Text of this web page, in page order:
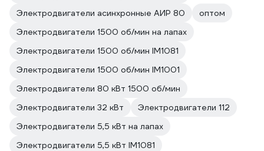
Электродвигатели асинхронные АИР 80
оптом
Электродвигатели 1500 об/мин на лапах
Электродвигатели 1500 об/мин IM1081
Электродвигатели 1500 об/мин IM1001
Электродвигатели 80 кВт 1500 об/мин
Электродвигатели 32 кВт
Электродвигатели 112
Электродвигатели 5,5 кВт на лапах
Электродвигатели 5,5 кВт IM1081